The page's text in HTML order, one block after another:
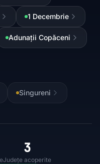
1 Decembrie
Adunații Copăceni
Singureni
3
Județe acoperite